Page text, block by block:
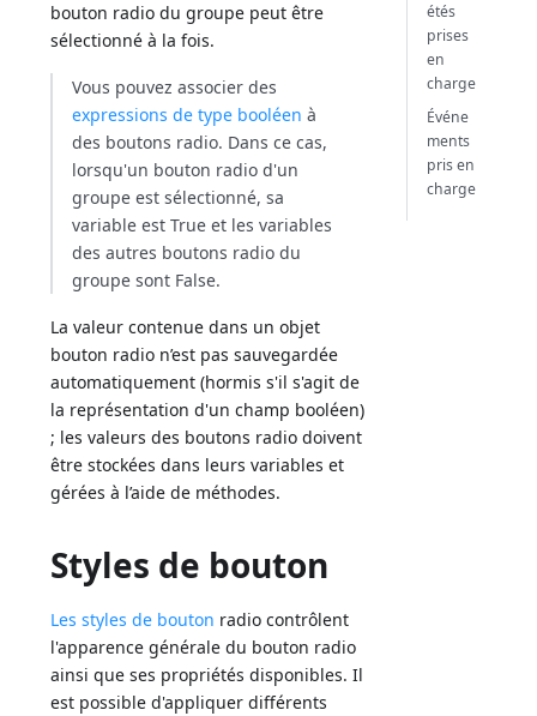
bouton radio du groupe peut être
sélectionné à la fois.
Vous pouvez associer des
expressions de type booléen à
des boutons radio. Dans ce cas,
lorsqu'un bouton radio d'un
groupe est sélectionné, sa
variable est True et les variables
des autres boutons radio du
groupe sont False.
La valeur contenue dans un objet
bouton radio n’est pas sauvegardée
automatiquement (hormis s'il s'agit de
la représentation d'un champ booléen)
; les valeurs des boutons radio doivent
être stockées dans leurs variables et
gérées à l’aide de méthodes.
Styles de bouton
Les styles de bouton radio contrôlent
l'apparence générale du bouton radio
ainsi que ses propriétés disponibles. Il
est possible d'appliquer différents
étés
prises
en
charge
Événe
ments
pris en
charge